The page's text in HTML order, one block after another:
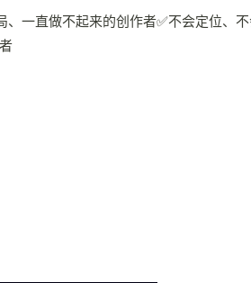
一直做不起来的创作者✅不会定位、